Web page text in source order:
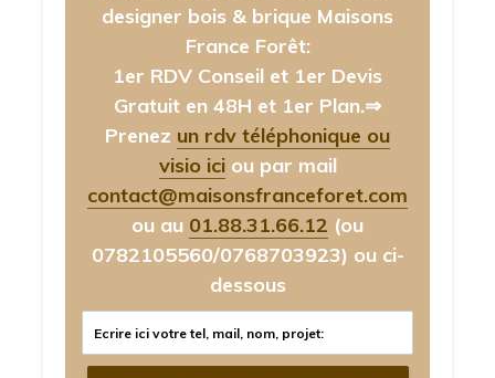
designer bois & brique Maisons
France Forêt:
1er RDV Conseil et 1er Devis
Gratuit en 48H et 1er Plan.⇒
Prenez un rdv téléphonique ou
visio iciou par mail
contact@maisonsfranceforet.com
ou au 01.88.31.66.12 (ou
0782105560/0768703923) ou ci-
dessous